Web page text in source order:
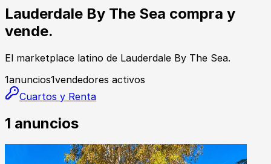
Lauderdale By The Sea compra y
vende.
El marketplace latino de Lauderdale By The Sea.
1anuncios1vendedores activos
Cuartos y Renta
1 anuncios